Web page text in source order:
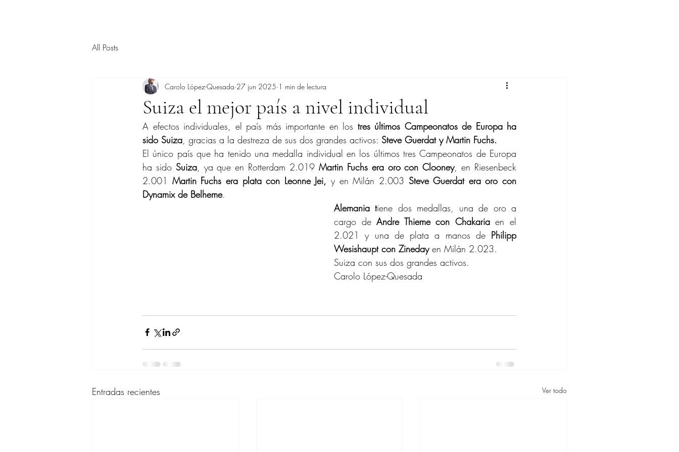
All Posts
Suiza el mejor país a nivel individual
Carolo López-Quesada 27 jun 2025 1 min de lectura
A efectos individuales, el país más importante en los tres últimos Campeonatos de Europa ha
sido Suiza, gracias a la destreza de sus dos grandes activos: Steve Guerdat y Martin Fuchs.
El único país que ha tenido una medalla individual en los últimos tres Campeonatos de Europa
ha sido Suiza, ya que en Rotterdam 2.019 Martin Fuchs era oro con Clooney, en Riesenbeck
2.001 Martin Fuchs era plata con Leonne Jei, y en Milán 2.003 Steve Guerdat era oro con
Dynamix de Belheme.
Alemania tiene dos medallas, una de oro a
cargo de Andre Thieme con Chakaria en el
2.021 y una de plata a manos de Philipp
Wesishaupt con Zineday en Milán 2.023.
Suiza con sus dos grandes activos.
Carolo López-Quesada
Entradas recientes Ver todo